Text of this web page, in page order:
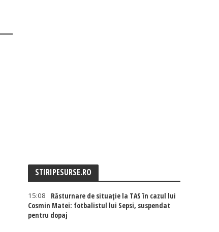
STIRIPESURSE.RO
15:08
Răsturnare de situație la TAS în cazul lui
Cosmin Matei: fotbalistul lui Sepsi, suspendat
pentru dopaj